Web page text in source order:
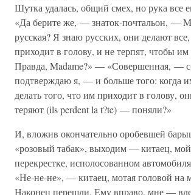
Шутка удалась, общий смех, но рука все
«Да берите же, — знаток-почтальон, —
русская? Я знаю русских, они делают
приходит в голову, и не терпят, чтобы
Правда, Madame?» — «Совершенная, —
подтверждаю я, — и больше того: когда
делать того, что им приходит в голову,
теряют (ils perdent la t?te) — поняли?»
И, вложив окончательно оробевшей
«розовый табак», выходим — китаец,
перекрестке, исполосованном
«Не-не-не», — китаец, мотая головой на
Наконец перешли. Ему вправо, мне —